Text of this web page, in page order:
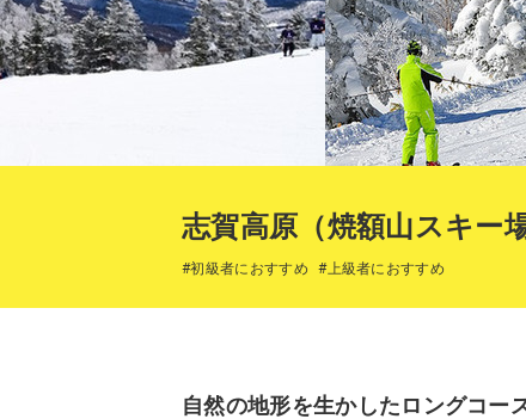
志賀高原（焼額山スキー場
#初級者におすすめ #上級者におすすめ
自然の地形を生かしたロングコー